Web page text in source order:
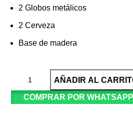
2 Globos metálicos
2 Cerveza
Base de madera
AÑADIR AL
COMPRAR POR WHATSAPP